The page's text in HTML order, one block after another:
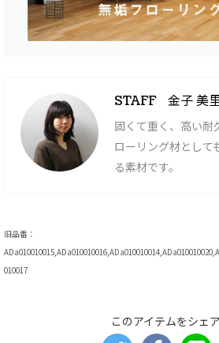
STAFF 金子 美
固くて重く、高い耐
ローリング材として
る素材です。
旧品番：
010017
このアイテムをシェ